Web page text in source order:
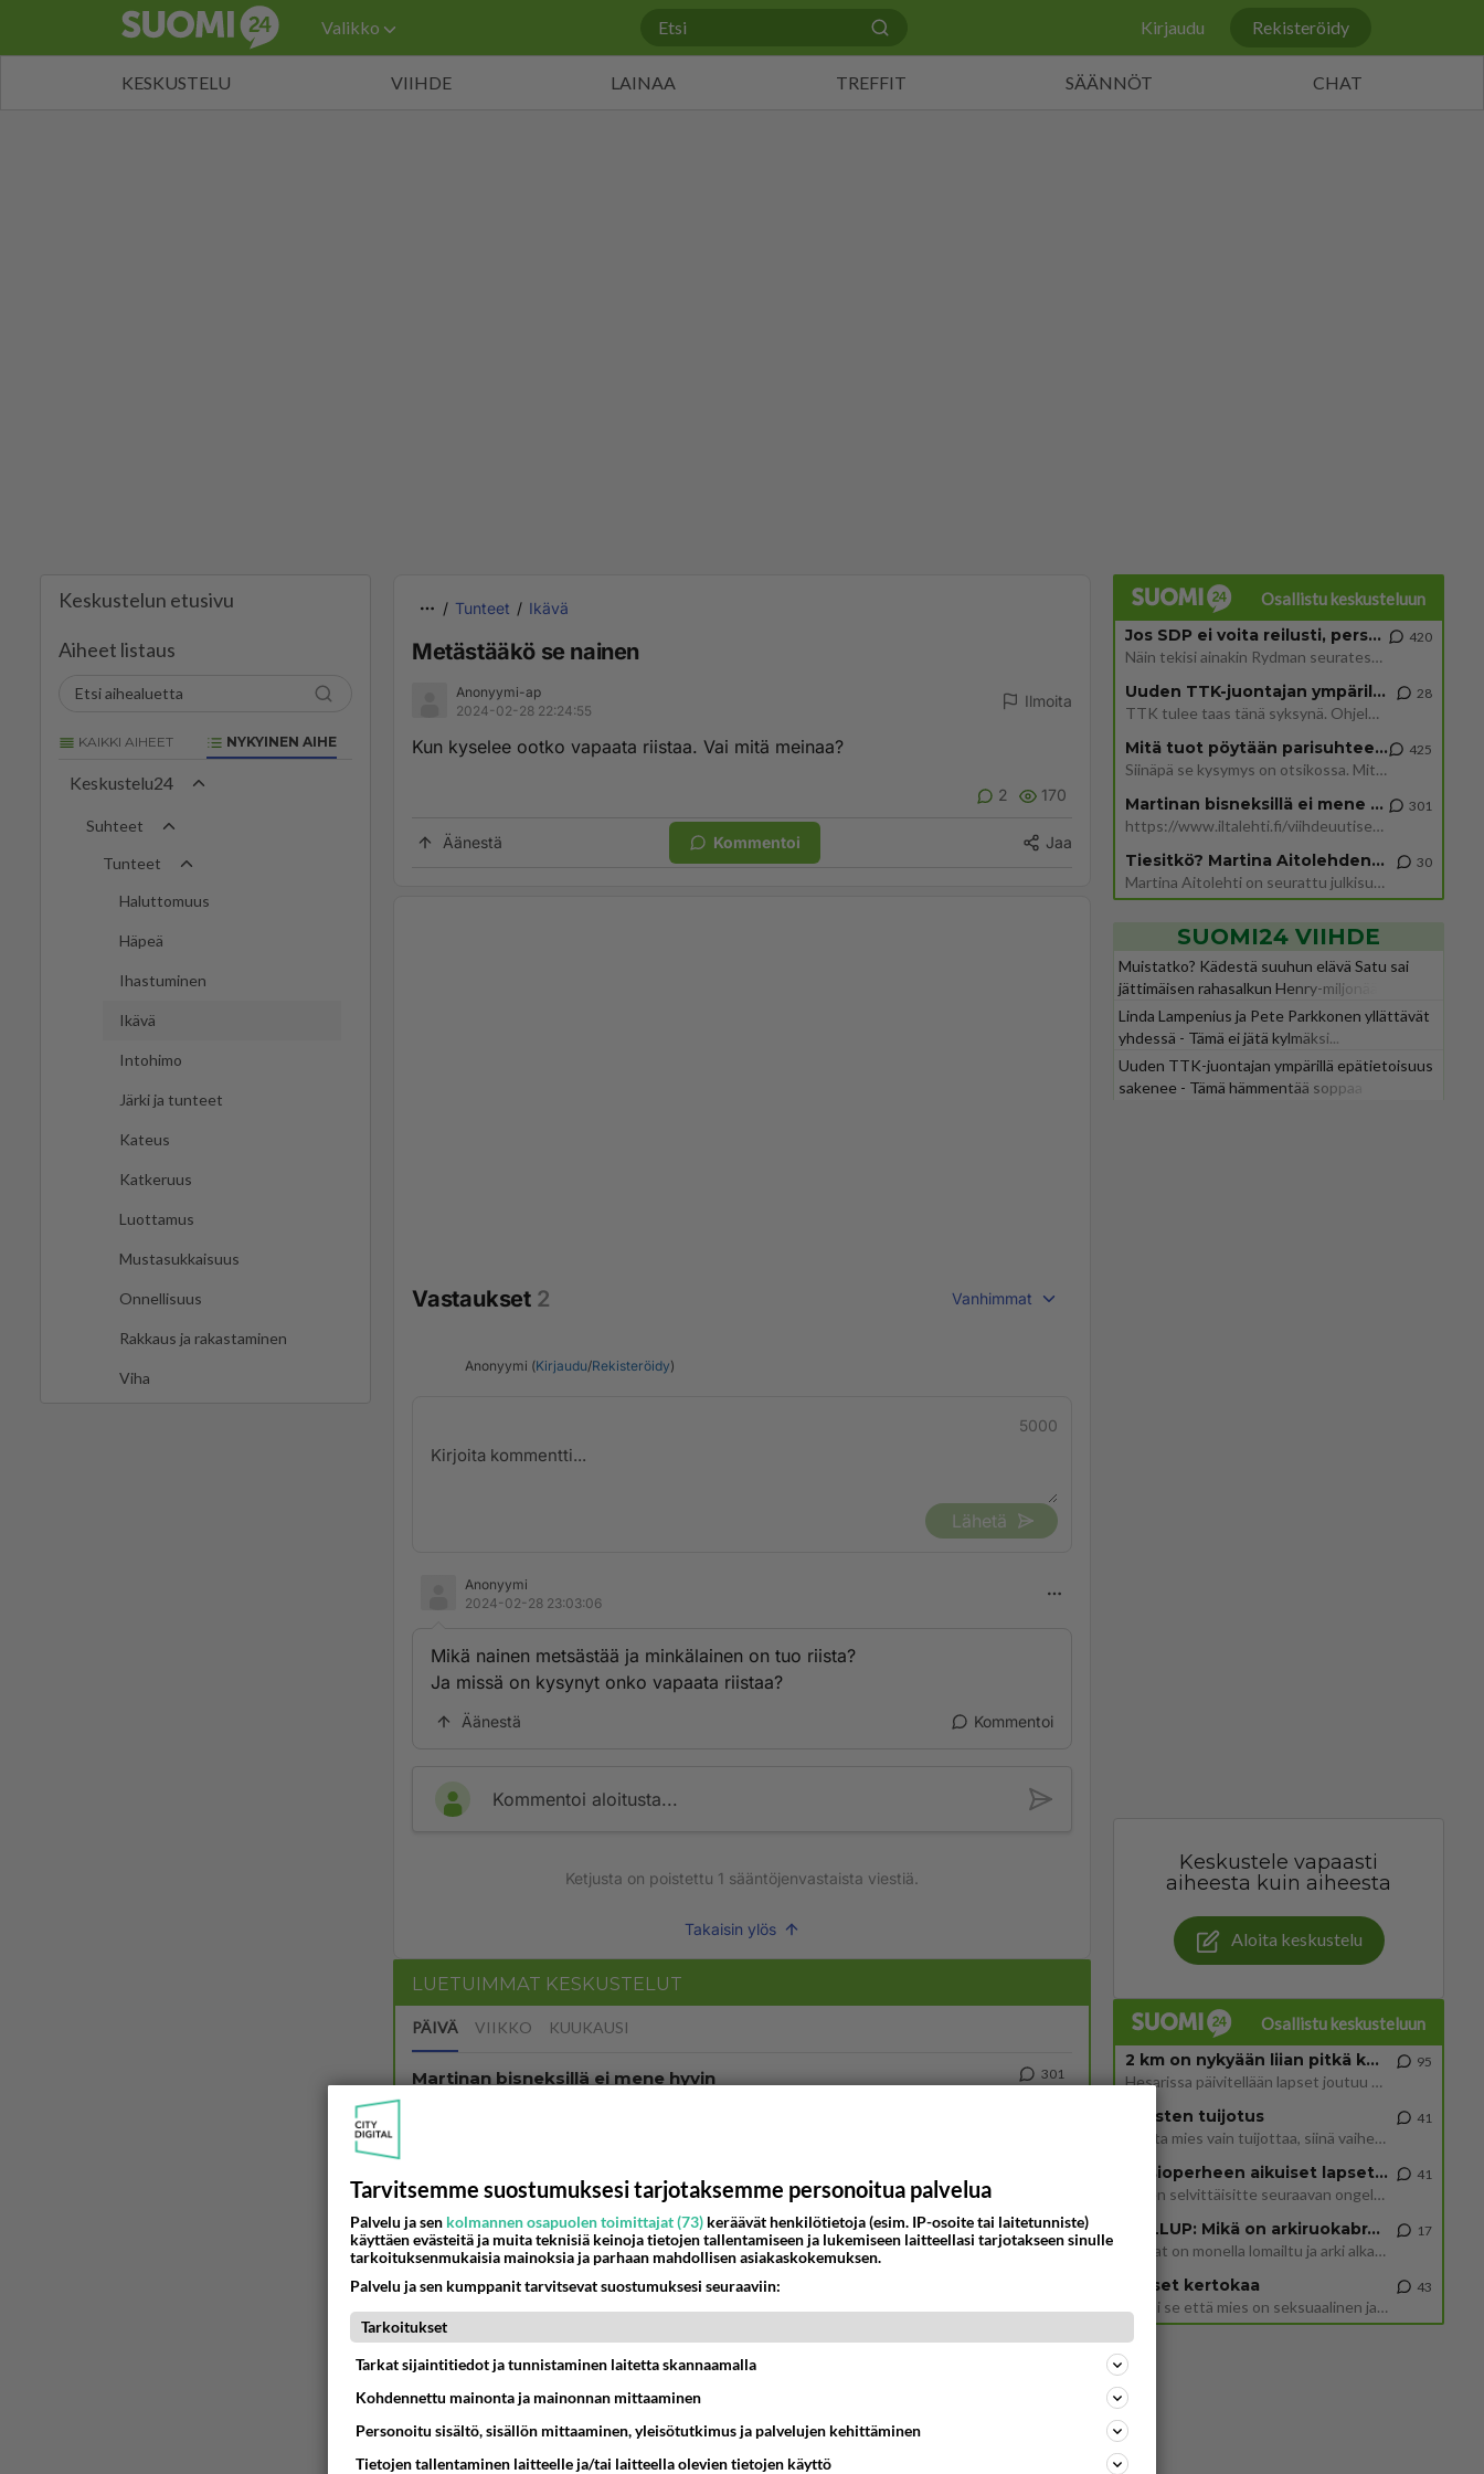
Valikko Kirjaudu Rekisteröidy
KESKUSTELU VIIHDE LAINAA TREFFIT SÄÄNNÖT CHAT
Keskustelun etusivu
Aiheet listaus
KAIKKI AIHEET NYKYINEN AIHE
Keskustelu24
Suhteet
Tunteet
Haluttomuus
Häpeä
Ihastuminen
Ikävä
Intohimo
Järki ja tunteet
Kateus
Katkeruus
Luottamus
Mustasukkaisuus
Onnellisuus
Rakkaus ja rakastaminen
Viha
Tunteet Ikävä
Metästääkö se nainen
Anonyymi-ap
2024-02-28 22:24:55
Ilmoita
Kun kyselee ootko vapaata riistaa. Vai mitä meinaa?
2 170
Äänestä Kommentoi Jaa
Vastaukset 2 Vanhimmat
Anonyymi (Kirjaudu/Rekisteröidy)
5000
Lähetä
Anonyymi
2024-02-28 23:03:06
Mikä nainen metsästää ja minkälainen on tuo riista?
Ja missä on kysynyt onko vapaata riistaa?
Äänestä Kommentoi
Kommentoi aloitusta...
Ketjusta on poistettu 1 sääntöjenvastaista viestiä.
Takaisin ylös
LUETUIMMAT KESKUSTELUT
PÄIVÄ VIIKKO KUUKAUSI
Martinan bisneksillä ei mene hyvin
301
Mitä töitä kaivattusi on tehnyt?
Voiko meidän välit
Koskaan parantua tästä?
05.08.2026 05:34
Ikävä
68
Jos SDP ei voita reilusti, persut kumoavat demokratian Suomesta
Osallistu keskusteluun
Jos SDP ei voita reilusti, persut kumoavat demokratian Suomesta
Näin tekisi ainakin Rydman seuratessaan idolinsa Trumpin mallia https://www.is.fi/politiikka/art-2000012187244.html
420
Uuden TTK-juontajan ympärillä epätietoisuus sakenee - Nyt MTV hämmentää soppaa
TTK tulee taas tänä syksynä. Ohjelman uudet tähtioppilaat julkistetaan torstaina 6. elokuuta klo 14 alkavassa lehdistö
28
Mitä tuot pöytään parisuhteessa?
Siinäpä se kysymys on otsikossa. Mitäpä siis tuot/toisit pöytään parisuhteessa? Oletko mies vai nainen? Koetko sen mitä
425
Martinan bisneksillä ei mene hyvin
https://www.iltalehti.fi/viihdeuutiset/a/c46da6ab-340f-4790-aaa7-0865eed2336 Yrityksen konkurssihakemus on tullut kärä
301
Tiesitkö? Martina Aitolehden isäpuoli on tämä suosittu laulaja
Martina Aitolehti on seurattu julkisuuden henkilö. Lähipiiriin mahtuu muitakin tunnettuja henkilöitä. Tiesitkö, että Ma
30
SUOMI24 VIIHDE
Muistatko? Kädestä suuhun elävä Satu sai
jättimäisen rahasalkun Henry-miljonääriltä
Linda Lampenius ja Pete Parkkonen yllättävät
yhdessä - Tämä ei jätä kylmäksi...
Uuden TTK-juontajan ympärillä epätietoisuus
sakenee - Tämä hämmentää soppaa
Keskustele vapaasti
aiheesta kuin aiheesta
Aloita keskustelu
Osallistu keskusteluun
2 km on nykyään liian pitkä koulumatka
Hesarissa päivitellään lapset joutuu nyt kulkemaan 2 km kouluun jösses. Ruostefillarilla tuo matka menee vaikka miten äk
95
Miesten tuijotus
Mutta mies vain tuijottaa, siinä vaiheessa käännän itse pään pois. Mikä juttu? Yleensä jos joku tuijottaa tai katsoo, hä
41
Uusioperheen aikuiset lapset tyhjentää jääkaapin käydessään
Miten selvittäisitte seuraavan ongelman, meillä on uusioperhe, minulla teini-ikäiset lapset ja puolisolla aikuiset, jotk
41
GALLUP: Mikä on arkiruokabravuurisi?
Lomat on monella lomailtu ja arki alkaa. Se voi tarkoittaa myös sitä, että grillailut on grillattu ja palataan arjen ruo
17
Naiset kertokaa
Miksi se että mies on seksuaalinen ja haluaa seksiä ja te olette hänen mielestänne haluttava on vastenmielistä? Mikä sii
43
Tarvitsemme suostumuksesi tarjotaksemme personoitua palvelua
Palvelu ja sen kolmannen osapuolen toimittajat (73) keräävät henkilötietoja (esim. IP-osoite tai laitetunniste)
käyttäen evästeitä ja muita teknisiä keinoja tietojen tallentamiseen ja lukemiseen laitteellasi tarjotakseen sinulle
tarkoituksenmukaisia mainoksia ja parhaan mahdollisen asiakaskokemuksen.
Palvelu ja sen kumppanit tarvitsevat suostumuksesi seuraaviin:
Tarkoitukset
Tarkat sijaintitiedot ja tunnistaminen laitetta skannaamalla
Kohdennettu mainonta ja mainonnan mittaaminen
Personoitu sisältö, sisällön mittaaminen, yleisötutkimus ja palvelujen kehittäminen
Tietojen tallentaminen laitteelle ja/tai laitteella olevien tietojen käyttö